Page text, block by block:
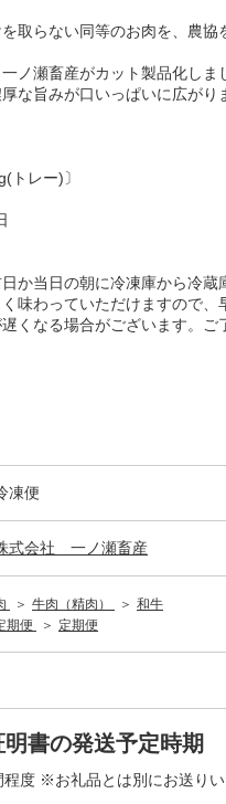
取らない同等のお肉を、農
一ノ瀬畜産がカット製品化し
な旨みが口いっぱいに広が
トレー)〕
か当日の朝に冷凍庫から冷蔵
味わっていただけますので、
くなる場合がございます。ご
凍便
式会社 一ノ瀬畜産
牛肉（精肉）
和牛
期便
定期便
書の発送予定時期
度 ※お礼品とは別にお送りい